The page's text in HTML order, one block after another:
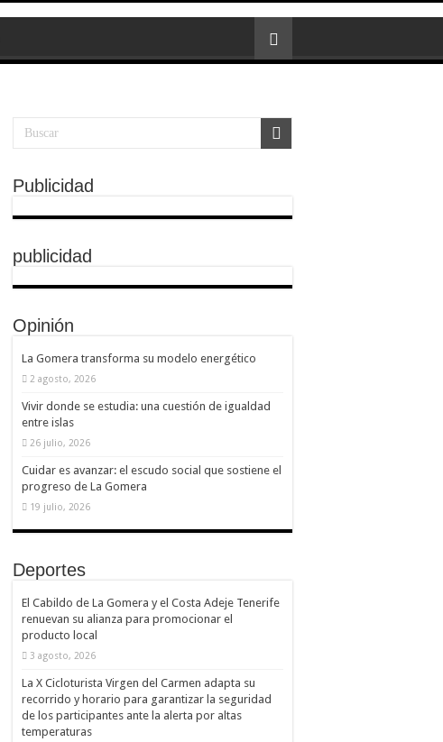
Publicidad
publicidad
Opinión
La Gomera transforma su modelo energético
2 agosto, 2026
Vivir donde se estudia: una cuestión de igualdad
entre islas
26 julio, 2026
Cuidar es avanzar: el escudo social que sostiene el
progreso de La Gomera
19 julio, 2026
Deportes
El Cabildo de La Gomera y el Costa Adeje Tenerife
renuevan su alianza para promocionar el
producto local
3 agosto, 2026
La X Cicloturista Virgen del Carmen adapta su
recorrido y horario para garantizar la seguridad
de los participantes ante la alerta por altas
temperaturas